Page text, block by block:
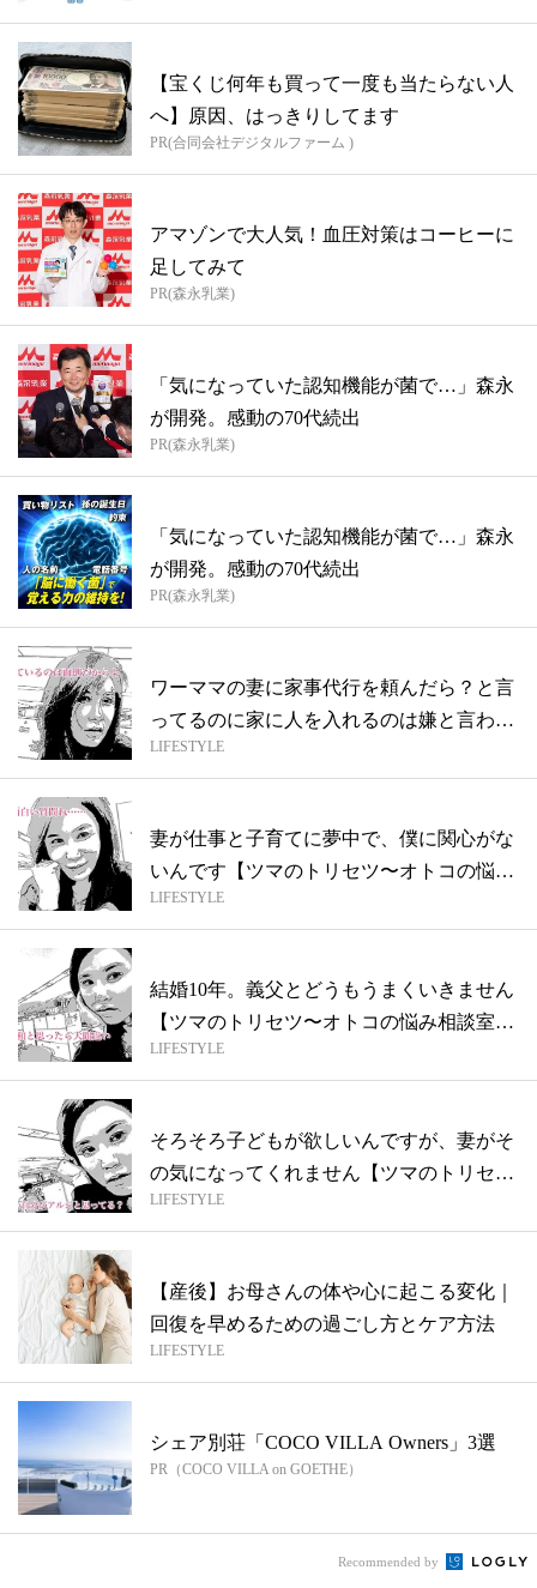
【宝くじ何年も買って一度も当たらない人
へ】原因、はっきりしてます
PR(合同会社デジタルファーム )
アマゾンで大人気！血圧対策はコーヒーに
足してみて
PR(森永乳業)
「気になっていた認知機能が菌で…」森永
が開発。感動の70代続出
PR(森永乳業)
「気になっていた認知機能が菌で…」森永
が開発。感動の70代続出
PR(森永乳業)
ワーママの妻に家事代行を頼んだら？と言
ってるのに家に人を入れるのは嫌と言われ
て…...
LIFESTYLE
妻が仕事と子育てに夢中で、僕に関心がな
いんです【ツマのトリセツ〜オトコの悩み
相談...
LIFESTYLE
結婚10年。義父とどうもうまくいきません
【ツマのトリセツ〜オトコの悩み相談室
４】
LIFESTYLE
そろそろ子どもが欲しいんですが、妻がそ
の気になってくれません【ツマのトリセ
ツ〜オ...
LIFESTYLE
【産後】お母さんの体や心に起こる変化｜
回復を早めるための過ごし方とケア方法
LIFESTYLE
シェア別荘「COCO VILLA Owners」3選
PR（COCO VILLA on GOETHE）
Recommended by